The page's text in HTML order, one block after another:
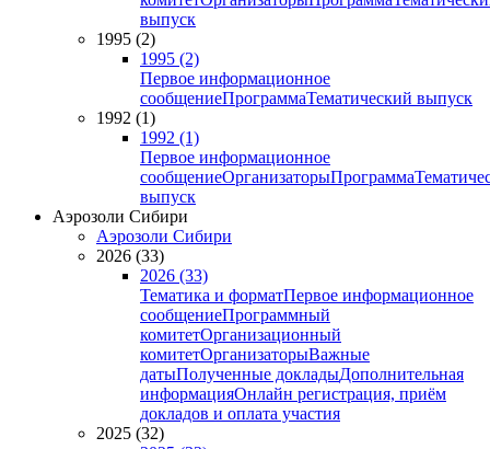
выпуск
1995 (2)
1995 (2)
Первое информационное
сообщениеПрограммаТематический выпуск
1992 (1)
1992 (1)
Первое информационное
сообщениеОрганизаторыПрограмма
выпуск
Аэрозоли Сибири
Аэрозоли Сибири
2026 (33)
2026 (33)
Тематика и форматПервое информационное
сообщениеПрограммный
комитетОрганизационный
комитетОрганизаторыВажные
датыПолученные докладыДополнительная
информацияОнлайн регистрация, приём
докладов и оплата участия
2025 (32)